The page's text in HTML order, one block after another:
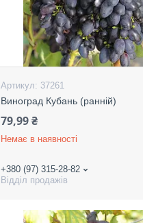
37261
Виноград Кубань (ранній)
79,99 ₴
Немає в наявності
+380 (97) 315-28-82
Відділ продажів